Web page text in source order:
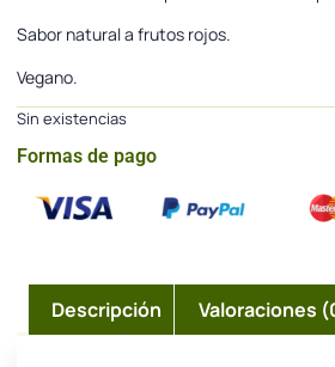
Sabor natural a frutos rojos.
Vegano.
Sin existencias
Formas de pago
Descripción Valoraciones